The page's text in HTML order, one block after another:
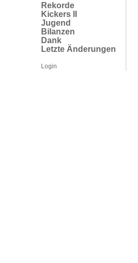
Rekorde
Kickers II
Jugend
Bilanzen
Dank
Letzte Änderungen
Login